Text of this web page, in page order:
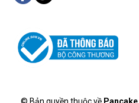
© Bản quyền thuộc về Pancake